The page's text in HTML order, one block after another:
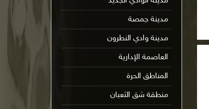
مدينة جمصة
مدينة وادي النطرون
العاصمة الإدارية
المناطق الحرة
منطقة شق الثعبان